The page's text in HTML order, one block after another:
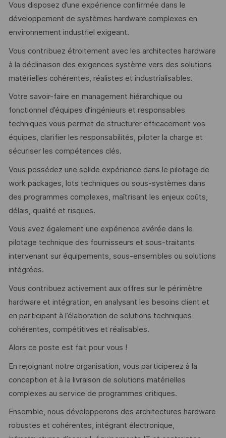
Vous disposez d’une expérience confirmée dans le
développement de systèmes hardware complexes en
environnement industriel exigeant.
Vous contribuez étroitement avec les architectes hardware
à la déclinaison des exigences système vers des solutions
matérielles cohérentes, réalistes et industrialisables.
Votre savoir-faire en management hiérarchique ou
fonctionnel d’équipes d’ingénieurs et responsables
techniques vous permet de structurer efficacement vos
équipes, clarifier les responsabilités, piloter la charge et
sécuriser les compétences clés.
Vous possédez une solide expérience dans le pilotage de
work packages, lots techniques ou sous-systèmes dans
des programmes complexes, maîtrisant les enjeux coûts,
délais, qualité et risques.
Vous avez également une expérience avérée dans le
pilotage technique des fournisseurs et sous-traitants
intervenant sur équipements, sous-ensembles ou solutions
intégrées.
Vous contribuez activement aux offres sur le périmètre
hardware et intégration, en analysant les besoins client et
en participant à l’élaboration de solutions techniques
cohérentes, compétitives et réalisables.
Alors ce poste est fait pour vous !
En rejoignant notre organisation, vous participerez à la
conception et à la livraison de solutions matérielles
complexes au service de programmes critiques.
Ensemble, nous développerons des architectures hardware
robustes et cohérentes, intégrant électronique,